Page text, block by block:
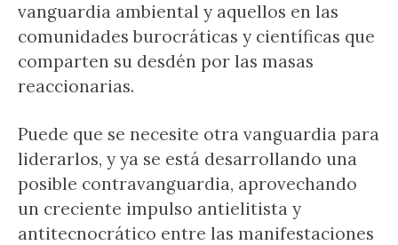
vanguardia ambiental y aquellos en las
comunidades burocráticas y científicas que
comparten su desdén por las masas
reaccionarias.
Puede que se necesite otra vanguardia para
liderarlos, y ya se está desarrollando una
posible contravanguardia, aprovechando
un creciente impulso antielitista y
antitecnocrático entre las manifestaciones